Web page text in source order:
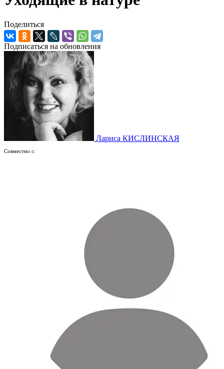
Поделиться
Подписаться на обновления
Лариса КИСЛИНСКАЯ
Совместно с: